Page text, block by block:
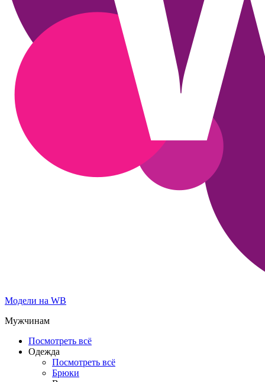
Модели на WB
Мужчинам
Посмотреть всё
Одежда
Посмотреть всё
Брюки